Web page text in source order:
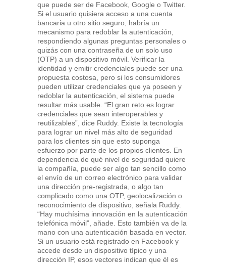
que puede ser de Facebook, Google o Twitter.
Si el usuario quisiera acceso a una cuenta
bancaria u otro sitio seguro, habría un
mecanismo para redoblar la autenticación,
respondiendo algunas preguntas personales o
quizás con una contraseña de un solo uso
(OTP) a un dispositivo móvil. Verificar la
identidad y emitir credenciales puede ser una
propuesta costosa, pero si los consumidores
pueden utilizar credenciales que ya poseen y
redoblar la autenticación, el sistema puede
resultar más usable. “El gran reto es lograr
credenciales que sean interoperables y
reutilizables”, dice Ruddy. Existe la tecnología
para lograr un nivel más alto de seguridad
para los clientes sin que esto suponga
esfuerzo por parte de los propios clientes. En
dependencia de qué nivel de seguridad quiere
la compañía, puede ser algo tan sencillo como
el envío de un correo electrónico para validar
una dirección pre-registrada, o algo tan
complicado como una OTP, geolocalización o
reconocimiento de dispositivo, señala Ruddy.
“Hay muchísima innovación en la autenticación
telefónica móvil”, añade. Esto también va de la
mano con una autenticación basada en vector.
Si un usuario está registrado en Facebook y
accede desde un dispositivo típico y una
dirección IP, esos vectores indican que él es